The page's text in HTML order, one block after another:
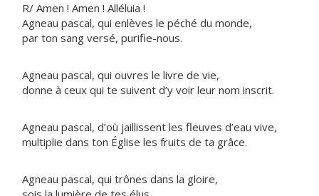
R/ Amen ! Amen ! Alléluia !
Agneau pascal, qui enlèves le péché du monde,
par ton sang versé, purifie-nous.
Agneau pascal, qui ouvres le livre de vie,
donne à ceux qui te suivent d’y voir leur nom inscrit.
Agneau pascal, d’où jaillissent les fleuves d’eau vive,
multiplie dans ton Église les fruits de ta grâce.
Agneau pascal, qui trônes dans la gloire,